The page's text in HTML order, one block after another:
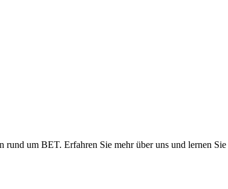
um BET. Erfahren Sie mehr über uns und lernen Sie